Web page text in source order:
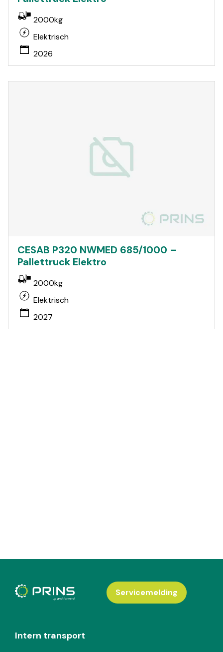
2000kg
Elektrisch
2026
CESAB P320 NWMED 685/1000 –
Pallettruck Elektro
2000kg
Elektrisch
2027
Intern transport
Servicemelding